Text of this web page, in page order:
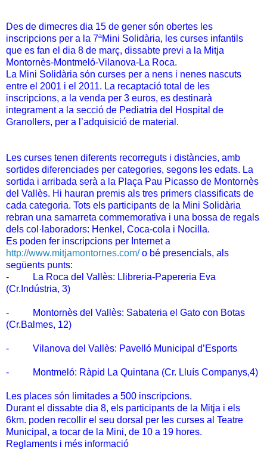
Des de dimecres dia 15 de gener són obertes les
inscripcions per a la 7ªMini Solidària, les curses infantils
que es fan el dia 8 de març, dissabte previ a la Mitja
Montornès-Montmeló-Vilanova-La Roca.
La Mini Solidària són curses per a nens i nenes nascuts
entre el 2001 i el 2011. La recaptació total de les
inscripcions, a la venda per 3 euros, es destinarà
integrament a la secció de Pediatria del Hospital de
Granollers, per a l’adquisició de material.
Les curses tenen diferents recorreguts i distàncies, amb
sortides diferenciades per categories, segons les edats. La
sortida i arribada serà a la Plaça Pau Picasso de Montornès
del Vallès. Hi hauran premis als tres primers classificats de
cada categoria. Tots els participants de la Mini Solidària
rebran una samarreta commemorativa i una bossa de regals
dels col·laboradors: Henkel, Coca-cola i Nocilla.
Es poden fer inscripcions per Internet a
http://www.mitjamontornes.com/o bé presencials, als
següents punts:
- La Roca del Vallès: Llibreria-Papereria Eva
(Cr.Indústria, 3)
- Montornès del Vallès: Sabateria el Gato con Botas
(Cr.Balmes, 12)
- Vilanova del Vallès: Pavelló Municipal d’Esports
- Montmeló: Ràpid La Quintana (Cr. Lluís Companys,4)
Les places són limitades a 500 inscripcions.
Durant el dissabte dia 8, els participants de la Mitja i els
6km. poden recollir el seu dorsal per les curses al Teatre
Municipal, a tocar de la Mini, de 10 a 19 hores.
Reglaments i més informació